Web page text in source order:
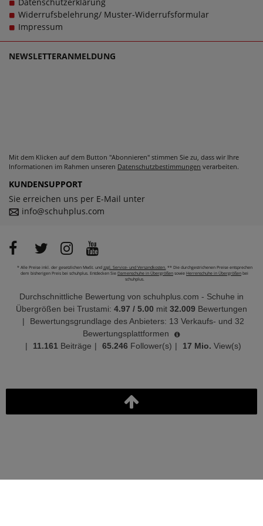
zu machen, denn schließlich sollen große Schuhe von
Jomos für Herren schlichtweg passen und dabei stets zu
einem echten Trageerlebnis werden.
Widerrufsbelehrung/ Muster-Widerrufsformular
Impressum
NEWSLETTERANMELDUNG
Mit dem Klicken auf dem Button "Abonnieren" stimmen Sie zu, dass wir Ihre
Informationen im Rahmen unseren Datenschutzbestimmungen verarbeiten.
KUNDENSUPPORT
Sie erreichen uns per E-Mail unter
info@schuhplus.com
* Alle Preise inkl. der gesetzlichen MwSt. und zzgl. Service- und Versandkosten.** Die durchgestrichenen Preise entsprechen
dem bisherigen Preis bei schuhplus. Entdecken Sie Damenschuhe in Übergrößen sowie Herrenschuhe in Übergrößen bei
schuhplus.
Durchschnittliche Bewertung von schuhplus.com - Schuhe in
Übergrößen bei Trustami: 4.97 / 5.00 mit 32.009 Bewertungen
|
Bewertungsgrundlage des Anbieters: 13 Verkaufs- und 32
Bewertungsplattformen
|
11.161 Beiträge | 65.246 Follower(s) | 17 Mio. View(s)